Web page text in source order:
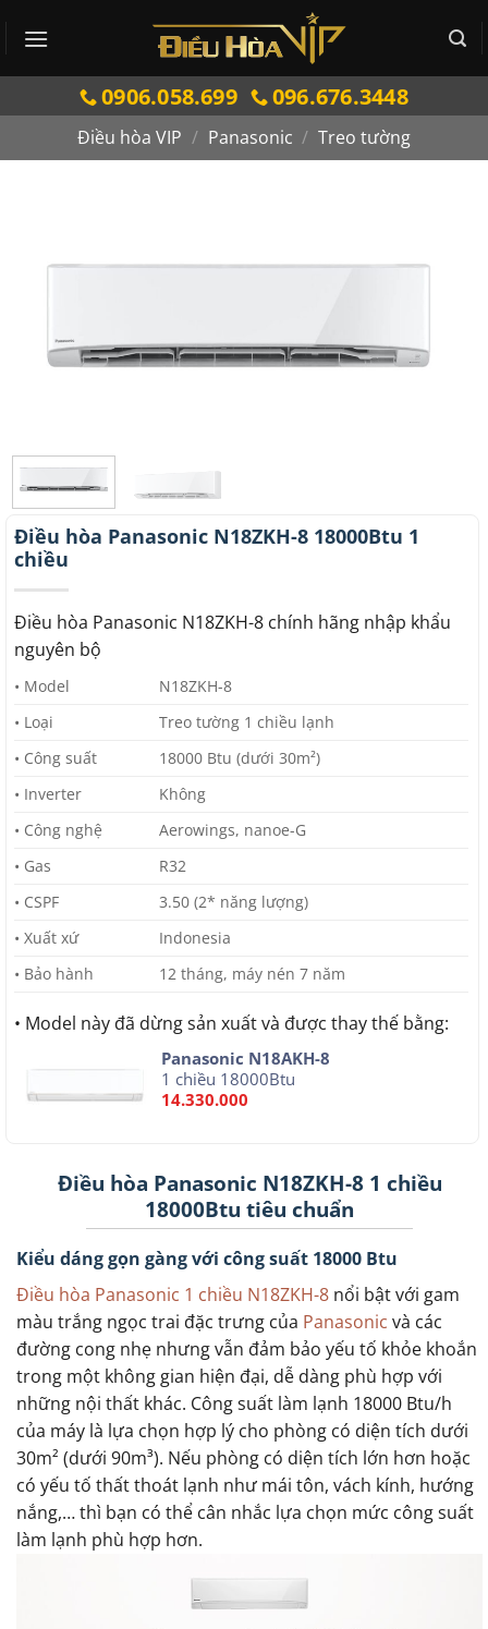
qua
0906.058.699 096.676.3448
Điều hòa VIP / Panasonic / Treo tường
Điều hòa Panasonic N18ZKH-8 18000Btu 1
chiều
Điều hòa Panasonic N18ZKH-8 chính hãng nhập khẩu
nguyên bộ
• Model
N18ZKH-8
• Loại
Treo tường 1 chiều lạnh
• Công suất
18000 Btu (dưới 30m²)
• Inverter
Không
• Công nghệ
Aerowings, nanoe-G
• Gas
R32
• CSPF
3.50 (2* năng lượng)
• Xuất xứ
Indonesia
• Bảo hành
12 tháng, máy nén 7 năm
• Model này đã dừng sản xuất và được thay thế bằng:
Panasonic N18AKH-8
1 chiều 18000Btu
14.330.000
Điều hòa Panasonic N18ZKH-8 1 chiều
18000Btu tiêu chuẩn
Kiểu dáng gọn gàng với công suất 18000 Btu
Điều hòa Panasonic 1 chiều N18ZKH-8 nổi bật với gam
màu trắng ngọc trai đặc trưng của Panasonic và các
đường cong nhẹ nhưng vẫn đảm bảo yếu tố khỏe khoắn
trong một không gian hiện đại, dễ dàng phù hợp với
những nội thất khác. Công suất làm lạnh 18000 Btu/h
của máy là lựa chọn hợp lý cho phòng có diện tích dưới
30m² (dưới 90m³). Nếu phòng có diện tích lớn hơn hoặc
có yếu tố thất thoát lạnh như mái tôn, vách kính, hướng
nắng,… thì bạn có thể cân nhắc lựa chọn mức công suất
làm lạnh phù hợp hơn.